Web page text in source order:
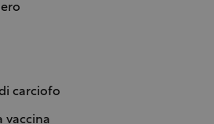
carciofo
vaccina